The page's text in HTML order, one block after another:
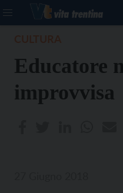
Educatore
improvvisa